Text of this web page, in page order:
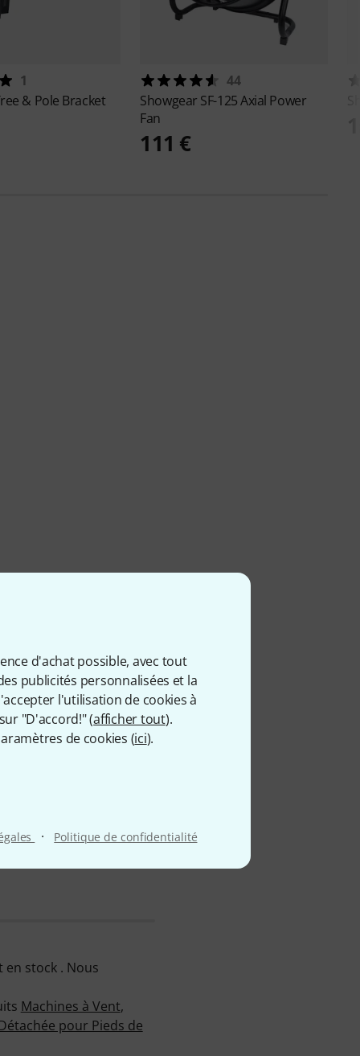
d'achat possible, avec tout
publicités personnalisées et la
l'utilisation de cookies à
"D'accord!" (afficher tout).
de cookies (ici).
· Politique de confidentialité
1
& Pole Bracket
44
Showgear SF-125 Axial Power
Fan
111 €
stock . Nous
Machines à Vent,
pour Pieds de